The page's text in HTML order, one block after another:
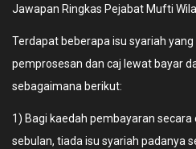
Jawapan Ringkas Pejabat Mufti
Terdapat beberapa isu syariah
pemprosesan dan caj lewat bayar
sebagaimana berikut:
1) Bagi kaedah pembayaran
sebulan, tiada isu syariah padanya